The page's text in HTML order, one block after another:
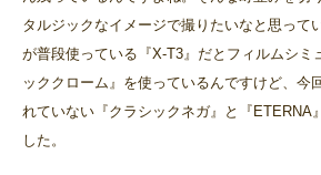
タルジックなイメージで撮りたいなと思って
が普段使っている『X-T3』だとフィルムシミ
ッククローム』を使っているんですけど、今
れていない『クラシックネガ』と『ETERNA
した。